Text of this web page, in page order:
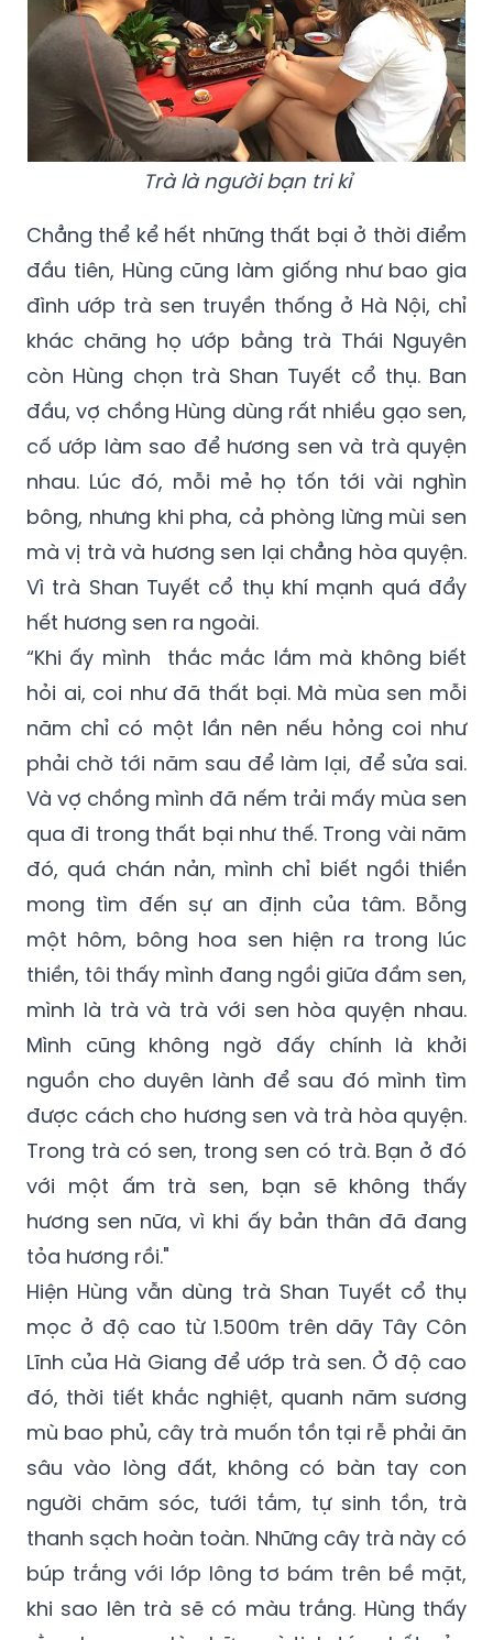
Trà là người bạn tri kỉ
Chẳng thể kể hết những thất bại ở thời điểm
đầu tiên, Hùng cũng làm giống như bao gia
đình ướp trà sen truyền thống ở Hà Nội, chỉ
khác chăng họ ướp bằng trà Thái Nguyên
còn Hùng chọn trà Shan Tuyết cổ thụ. Ban
đầu, vợ chồng Hùng dùng rất nhiều gạo sen,
cố ướp làm sao để hương sen và trà quyện
nhau. Lúc đó, mỗi mẻ họ tốn tới vài nghìn
bông, nhưng khi pha, cả phòng lừng mùi sen
mà vị trà và hương sen lại chẳng hòa quyện.
Vì trà Shan Tuyết cổ thụ khí mạnh quá đẩy
hết hương sen ra ngoài.
“Khi ấy mình thắc mắc lắm mà không biết
hỏi ai, coi như đã thất bại. Mà mùa sen mỗi
năm chỉ có một lần nên nếu hỏng coi như
phải chờ tới năm sau để làm lại, để sửa sai.
Và vợ chồng mình đã nếm trải mấy mùa sen
qua đi trong thất bại như thế. Trong vài năm
đó, quá chán nản, mình chỉ biết ngồi thiền
mong tìm đến sự an định của tâm. Bỗng
một hôm, bông hoa sen hiện ra trong lúc
thiền, tôi thấy mình đang ngồi giữa đầm sen,
mình là trà và trà với sen hòa quyện nhau.
Mình cũng không ngờ đấy chính là khởi
nguồn cho duyên lành để sau đó mình tìm
được cách cho hương sen và trà hòa quyện.
Trong trà có sen, trong sen có trà. Bạn ở đó
với một ấm trà sen, bạn sẽ không thấy
hương sen nữa, vì khi ấy bản thân đã đang
tỏa hương rồi."
Hiện Hùng vẫn dùng trà Shan Tuyết cổ thụ
mọc ở độ cao từ 1.500m trên dãy Tây Côn
Lĩnh của Hà Giang để ướp trà sen. Ở độ cao
đó, thời tiết khắc nghiệt, quanh năm sương
mù bao phủ, cây trà muốn tồn tại rễ phải ăn
sâu vào lòng đất, không có bàn tay con
người chăm sóc, tưới tắm, tự sinh tồn, trà
thanh sạch hoàn toàn. Những cây trà này có
búp trắng với lớp lông tơ bám trên bề mặt,
khi sao lên trà sẽ có màu trắng. Hùng thấy